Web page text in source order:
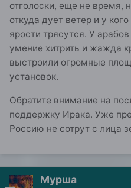
отголоски, еще не время,
откуда дует ветер и у
ярости трясутся. У
умение хитрить и жажда
выстроили огромные
установок.
Обратите внимание на
поддержку Ирака. Уже
Россию не сотрут с лица
Мурша